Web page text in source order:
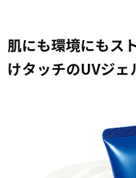
肌にも環境にもス
けタッチのUVジェ